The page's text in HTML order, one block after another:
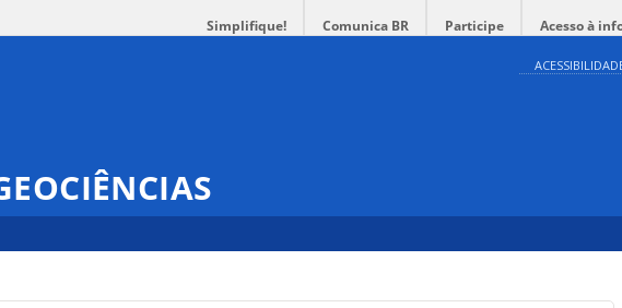
Simplifique! Comunica BR Participe Acesso à